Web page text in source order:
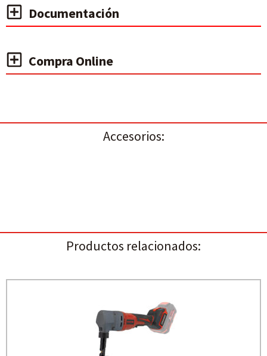
Documentación
Compra Online
Accesorios:
Productos relacionados: